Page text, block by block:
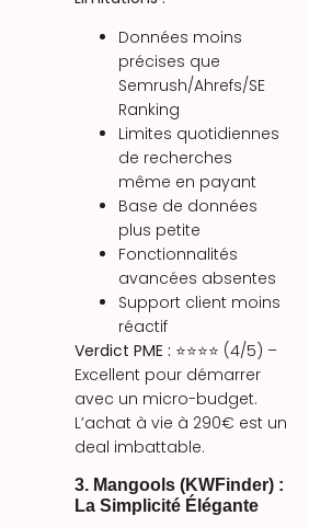
Données moins
précises que
Semrush/Ahrefs/SE
Ranking
Limites quotidiennes
de recherches
même en payant
Base de données
plus petite
Fonctionnalités
avancées absentes
Support client moins
réactif
Verdict PME : ⭐⭐⭐⭐ (4/5) –
Excellent pour démarrer
avec un micro-budget.
L’achat à vie à 290€ est un
deal imbattable.
3. Mangools (KWFinder) :
La Simplicité Élégante